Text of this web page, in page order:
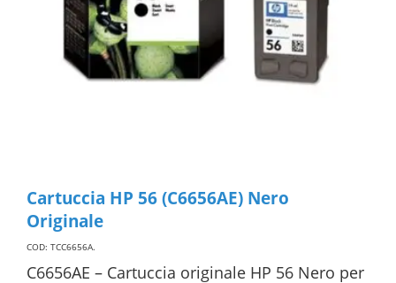
Cartuccia HP 56 (C6656AE) Nero
Originale
COD: TCC6656A.
C6656AE – Cartuccia originale HP 56 Nero per